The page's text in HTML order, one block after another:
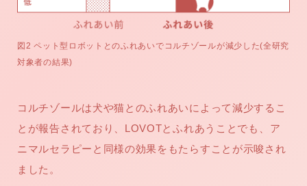
図2 ペット型ロボットとのふれあいでコルチゾールが減少した(全研究
対象者の結果)
コルチゾールは犬や猫とのふれあいによって減少するこ
とが報告されており、LOVOTとふれあうことでも、ア
ニマルセラピーと同様の効果をもたらすことが示唆され
ました。